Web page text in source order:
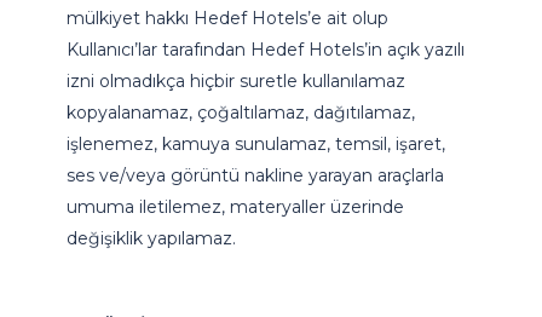
mülkiyet hakkı Hedef Hotels’e ait olup
Kullanıcı’lar tarafından Hedef Hotels’in açık yazılı
izni olmadıkça hiçbir suretle kullanılamaz
kopyalanamaz, çoğaltılamaz, dağıtılamaz,
işlenemez, kamuya sunulamaz, temsil, işaret,
ses ve/veya görüntü nakline yarayan araçlarla
umuma iletilemez, materyaller üzerinde
değişiklik yapılamaz.